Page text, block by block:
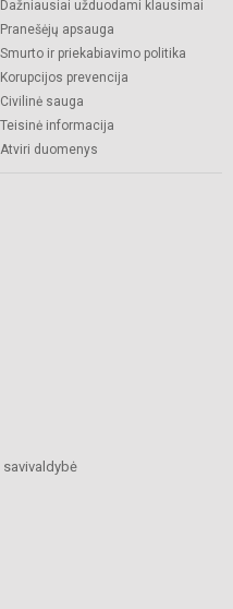
Dažniausiai užduodami klausimai
Pranešėjų apsauga
Smurto ir priekabiavimo politika
Korupcijos prevencija
Civilinė sauga
Teisinė informacija
Atviri duomenys